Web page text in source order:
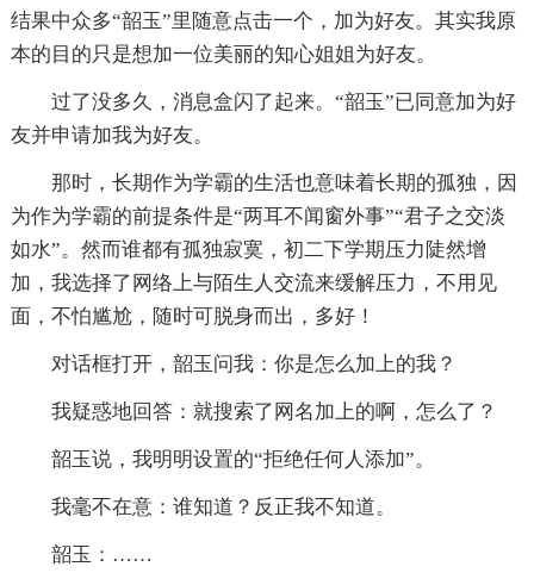
结果中众多“韶玉”里随意点击一个，加为好友。其实我原
本的目的只是想加一位美丽的知心姐姐为好友。
过了没多久，消息盒闪了起来。“韶玉”已同意加为好
友并申请加我为好友。
那时，长期作为学霸的生活也意味着长期的孤独，因
为作为学霸的前提条件是“两耳不闻窗外事”“君子之交淡
如水”。然而谁都有孤独寂寞，初二下学期压力陡然增
加，我选择了网络上与陌生人交流来缓解压力，不用见
面，不怕尴尬，随时可脱身而出，多好！
对话框打开，韶玉问我：你是怎么加上的我？
我疑惑地回答：就搜索了网名加上的啊，怎么了？
韶玉说，我明明设置的“拒绝任何人添加”。
我毫不在意：谁知道？反正我不知道。
韶玉：……